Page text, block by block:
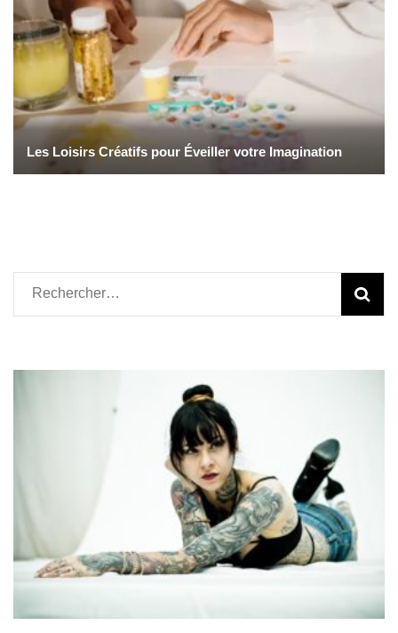
Les Loisirs Créatifs pour Éveiller votre Imagination
Rechercher :